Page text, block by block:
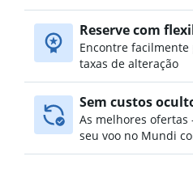
Reserve com
Encontre facilmente
taxas de alteração
Sem custos
As melhores ofertas
seu voo no Mundi